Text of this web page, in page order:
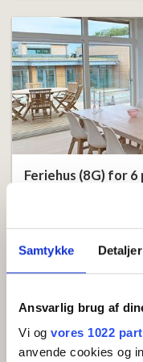
Samtykke Detaljer
Ansvarlig brug af
Vi og vores 1022
anvende cookies og
I hønseskidning er
Bemærk om husdyr:
boliger, hvor hund
tydeligt ved den
Hvis du medbringer
dette, når du
Feriehus (8G) for
Nybygget (2023)
- tæt på byen,
6 senge